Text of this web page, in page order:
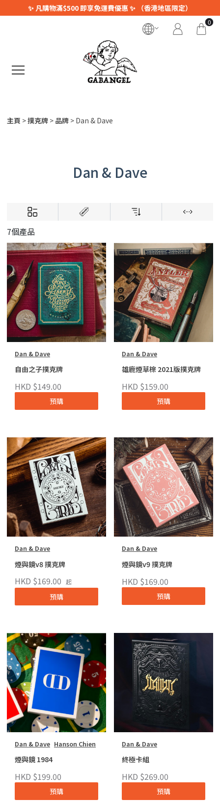
✨ 凡購物滿$500 即享免運費優惠 ✨ （香港地區限定）
0
主頁 撲克牌 品牌 Dan & Dave
Dan & Dave
7個產品
Dan & Dave
自由之子撲克牌
HKD $149.00
預購
Dan & Dave
雄鹿煙草棕 2021版撲克牌
HKD $159.00
預購
Dan & Dave
煙與鏡v8 撲克牌
HKD $169.00 起
預購
Dan & Dave
煙與鏡v9 撲克牌
HKD $169.00
預購
Dan & Dave Hanson Chien
煙與鏡 1984
HKD $199.00
預購
Dan & Dave
終極卡組
HKD $269.00
預購